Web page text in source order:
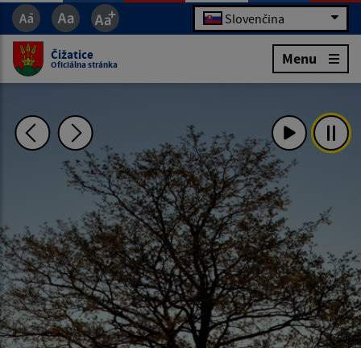
Slovenčina
Čižatice
Oficiálna stránka Menu